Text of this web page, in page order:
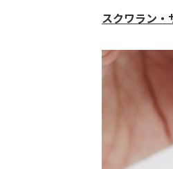
スクワラン・